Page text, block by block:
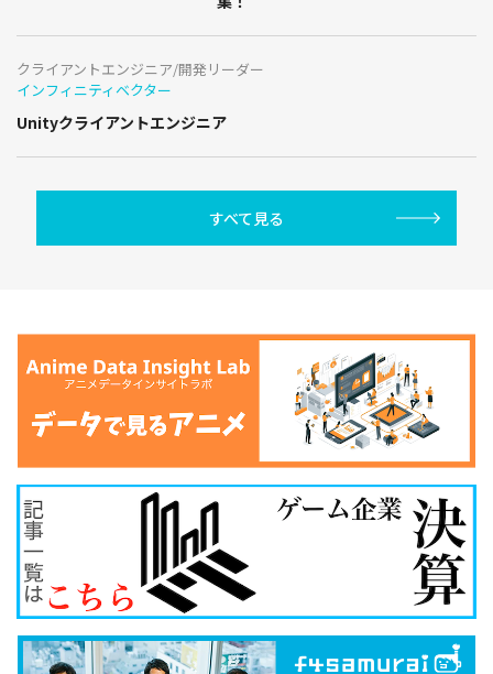
クライアントエンジニア/開発リーダー
インフィニティベクター
Unityクライアントエンジニア
すべて見る